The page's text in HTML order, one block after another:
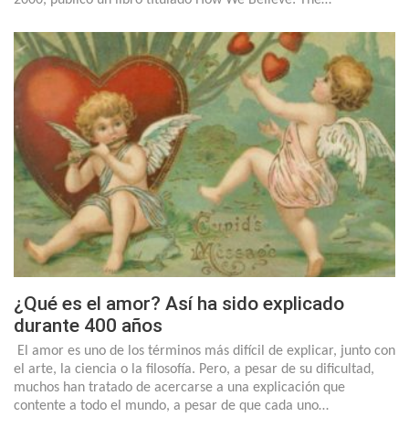
¿Qué es el amor? Así ha sido explicado
durante 400 años
El amor es uno de los términos más difícil de explicar, junto con
el arte, la ciencia o la filosofía. Pero, a pesar de su dificultad,
muchos han tratado de acercarse a una explicación que
contente a todo el mundo, a pesar de que cada uno…